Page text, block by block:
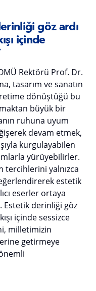
göz ardı
içinde
Rektörü Prof. Dr.
tasarım ve sanatın
dönüştüğü bu
büyük bir
ruhuna uyum
devam etmek,
kurgulayabilen
yürüyebilirler.
tercihlerini yalnızca
estetik
eserler ortaya
Estetik derinliği göz
içinde sessizce
milletimizin
getirmeye